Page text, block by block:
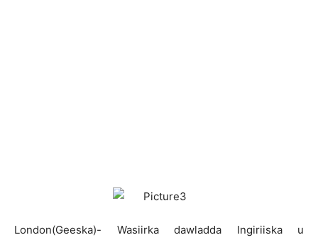
London(Geeska)- Wasiirka dawladda Ingiriiska u